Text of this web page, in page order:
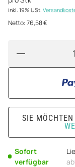
inkl. 19% USt.
Netto:76,58 €
SIE
Sofort
verfügbar